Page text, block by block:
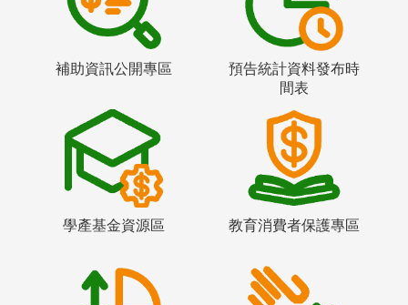
補助資訊公開專區
預告統計資料發布時
間表
學產基金資源區 教育消費者保護專區